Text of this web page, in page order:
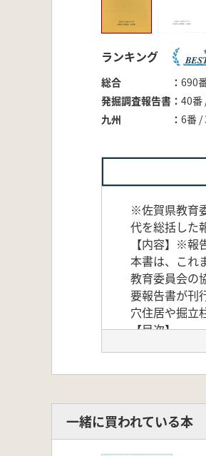
ランキング
総合
690
発掘調査報告書
40番
九州
6番 /
※佐賀県教育
代を総括した
【内容】※報
本書は、これ
教育委員会の
要報告書が刊
穴住居や掘立
【目次】
第2章 位置
第1節 弥生時
第2節 遺跡南
一緒に買われている本